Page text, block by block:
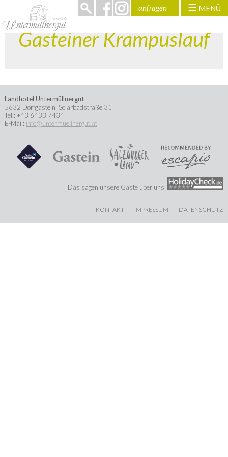
☰ MENÜ
anfragen
Gasteiner Krampuslauf
Landhotel Untermüllnergut
5632 Dorfgastein, Solarbadstraße 31
Tel.: +43 6433 7434
E-Mail: info@untermuellnergut.at
Das sagen unsere Gäste über uns
KONTAKT IMPRESSUM DATENSCHUTZ